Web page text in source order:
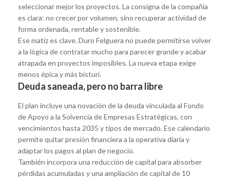
seleccionar mejor los proyectos. La consigna de la compañía
es clara: no crecer por volumen, sino recuperar actividad de
forma ordenada, rentable y sostenible.
Ese matiz es clave. Duro Felguera no puede permitirse volver
a la lógica de contratar mucho para parecer grande y acabar
atrapada en proyectos imposibles. La nueva etapa exige
menos épica y más bisturí.
Deuda saneada, pero no barra libre
El plan incluye una novación de la deuda vinculada al Fondo
de Apoyo a la Solvencia de Empresas Estratégicas, con
vencimientos hasta 2035 y tipos de mercado. Ese calendario
permite quitar presión financiera a la operativa diaria y
adaptar los pagos al plan de negocio.
También incorpora una reducción de capital para absorber
pérdidas acumuladas y una ampliación de capital de 10